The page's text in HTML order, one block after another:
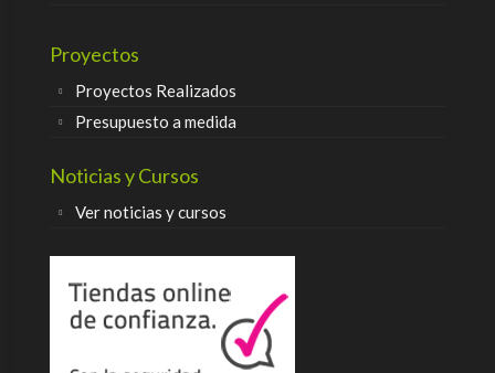
Proyectos
Proyectos Realizados
Presupuesto a medida
Noticias y Cursos
Ver noticias y cursos